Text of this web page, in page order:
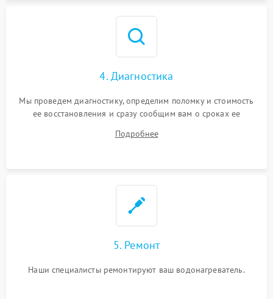
4. Диагностика
Мы проведем диагностику, определим поломку и стоимость
ее восстановления и сразу сообщим вам о сроках ее
Подробнее
5. Ремонт
Наши специалисты ремонтируют ваш водонагреватель.